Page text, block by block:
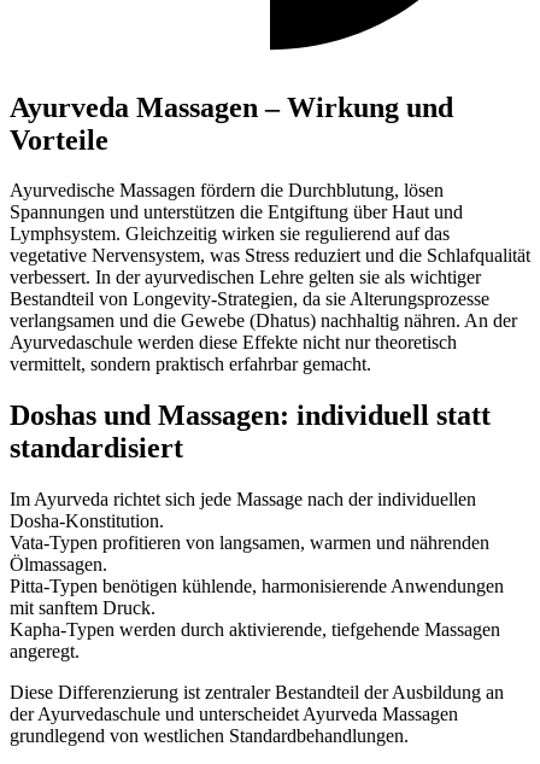
Ayurveda Massagen – Wirkung und
Vorteile
Ayurvedische Massagen fördern die Durchblutung, lösen
Spannungen und unterstützen die Entgiftung über Haut und
Lymphsystem. Gleichzeitig wirken sie regulierend auf das
vegetative Nervensystem, was Stress reduziert und die Schlafqualität
verbessert. In der ayurvedischen Lehre gelten sie als wichtiger
Bestandteil von Longevity-Strategien, da sie Alterungsprozesse
verlangsamen und die Gewebe (Dhatus) nachhaltig nähren. An der
Ayurvedaschule werden diese Effekte nicht nur theoretisch
vermittelt, sondern praktisch erfahrbar gemacht.
Doshas und Massagen: individuell statt
standardisiert
Im Ayurveda richtet sich jede Massage nach der individuellen
Dosha-Konstitution.
Vata-Typen profitieren von langsamen, warmen und nährenden
Ölmassagen.
Pitta-Typen benötigen kühlende, harmonisierende Anwendungen
mit sanftem Druck.
Kapha-Typen werden durch aktivierende, tiefgehende Massagen
angeregt.
Diese Differenzierung ist zentraler Bestandteil der Ausbildung an
der Ayurvedaschule und unterscheidet Ayurveda Massagen
grundlegend von westlichen Standardbehandlungen.